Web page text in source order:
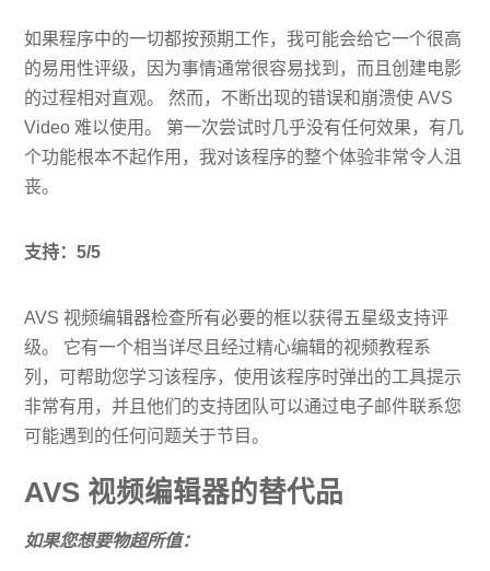
如果程序中的一切都按预期工作，我可能会给它一个很高
的易用性评级，因为事情通常很容易找到，而且创建电影
的过程相对直观。 然而，不断出现的错误和崩溃使 AVS
Video 难以使用。 第一次尝试时几乎没有任何效果，有几
个功能根本不起作用，我对该程序的整个体验非常令人沮
丧。
支持：5/5
AVS 视频编辑器检查所有必要的框以获得五星级支持评
级。 它有一个相当详尽且经过精心编辑的视频教程系
列，可帮助您学习该程序，使用该程序时弹出的工具提示
非常有用，并且他们的支持团队可以通过电子邮件联系您
可能遇到的任何问题关于节目。
AVS 视频编辑器的替代品
如果您想要物超所值：